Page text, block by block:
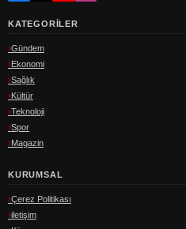
KATEGORILER
Gündem
Ekonomi
Sağlık
Kültür
Teknoloji
Spor
Magazin
KURUMSAL
Çerez Politikası
iletişim